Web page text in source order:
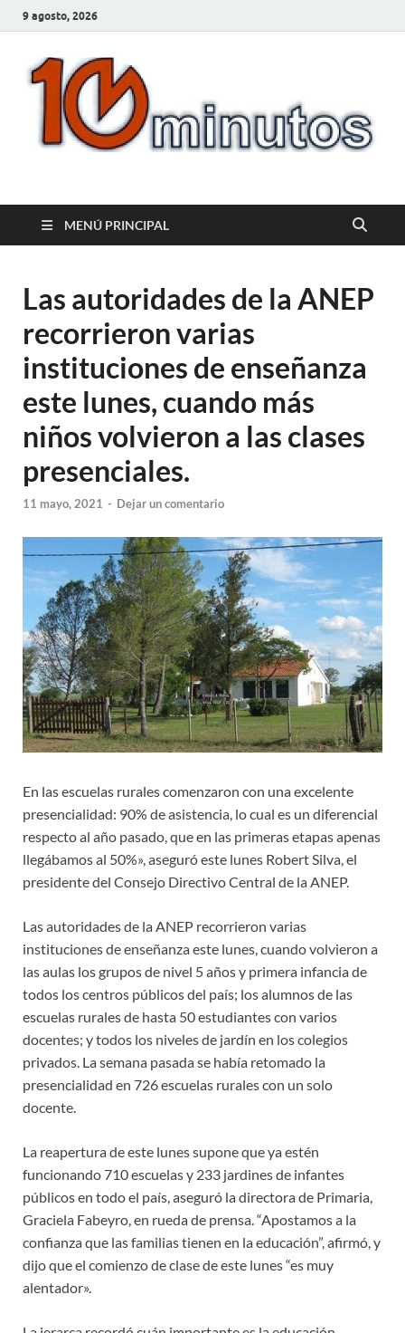
9 agosto, 2026
10minutos.com.uy
MENÚ PRINCIPAL
Las autoridades de la ANEP
recorrieron varias
instituciones de enseñanza
este lunes, cuando más
niños volvieron a las clases
presenciales.
11 mayo, 2021 - Dejar un comentario
En las escuelas rurales comenzaron con una excelente
presencialidad: 90% de asistencia, lo cual es un diferencial
respecto al año pasado, que en las primeras etapas apenas
llegábamos al 50%», aseguró este lunes Robert Silva, el
presidente del Consejo Directivo Central de la ANEP.
Las autoridades de la ANEP recorrieron varias
instituciones de enseñanza este lunes, cuando volvieron a
las aulas los grupos de nivel 5 años y primera infancia de
todos los centros públicos del país; los alumnos de las
escuelas rurales de hasta 50 estudiantes con varios
docentes; y todos los niveles de jardín en los colegios
privados. La semana pasada se había retomado la
presencialidad en 726 escuelas rurales con un solo
docente.
La reapertura de este lunes supone que ya estén
funcionando 710 escuelas y 233 jardines de infantes
públicos en todo el país, aseguró la directora de Primaria,
Graciela Fabeyro, en rueda de prensa. “Apostamos a la
confianza que las familias tienen en la educación”, afirmó, y
dijo que el comienzo de clase de este lunes “es muy
alentador».